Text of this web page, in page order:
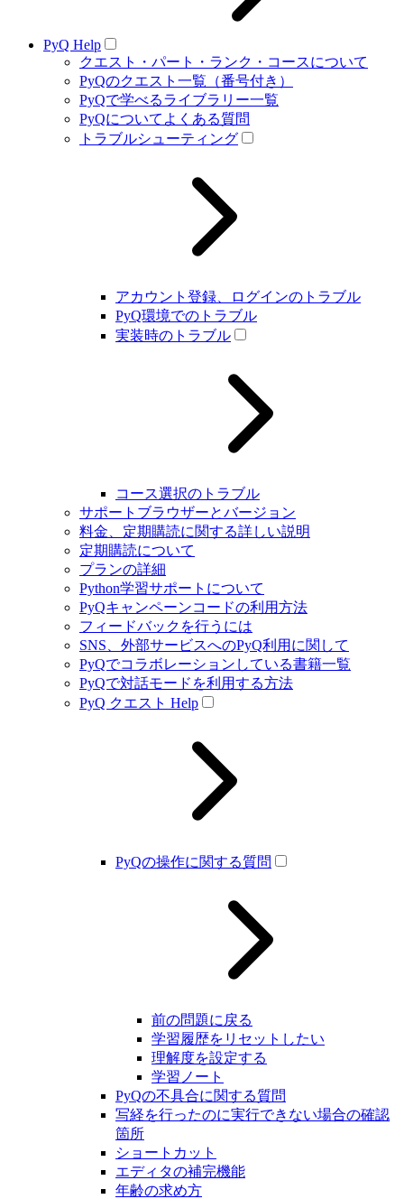
PyQ Help
クエスト・パート・ランク・コースについて
PyQのクエスト一覧（番号付き）
PyQで学べるライブラリー一覧
PyQについてよくある質問
トラブルシューティング
アカウント登録、ログインのトラブル
PyQ環境でのトラブル
実装時のトラブル
コース選択のトラブル
サポートブラウザーとバージョン
料金、定期購読に関する詳しい説明
定期購読について
プランの詳細
Python学習サポートについて
PyQキャンペーンコードの利用方法
フィードバックを行うには
SNS、外部サービスへのPyQ利用に関して
PyQでコラボレーションしている書籍一覧
PyQで対話モードを利用する方法
PyQ クエスト Help
PyQの操作に関する質問
前の問題に戻る
学習履歴をリセットしたい
理解度を設定する
学習ノート
PyQの不具合に関する質問
写経を行ったのに実行できない場合の確認
箇所
ショートカット
エディタの補完機能
年齢の求め方